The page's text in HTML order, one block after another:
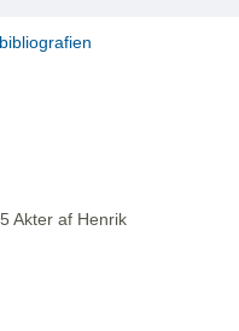
Akter af Henrik